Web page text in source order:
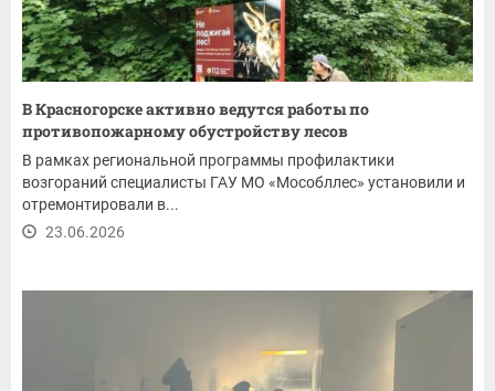
В Красногорске активно ведутся работы по
противопожарному обустройству лесов
В рамках региональной программы профилактики
возгораний специалисты ГАУ МО «Мособллес» установили и
отремонтировали в...
23.06.2026